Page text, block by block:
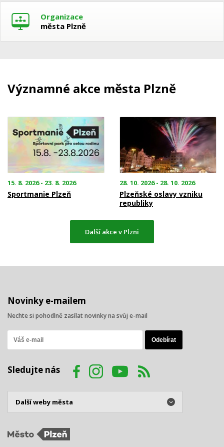
Organizace
města Plzně
Významné akce města Plzně
15. 8. 2026 - 23. 8. 2026
Sportmanie Plzeň
28. 10. 2026 - 28. 10. 2026
Plzeňské oslavy vzniku
republiky
Další akce v Plzni
Novinky e-mailem
Nechte si pohodlně zasílat novinky na svůj e-mail
Sledujte nás